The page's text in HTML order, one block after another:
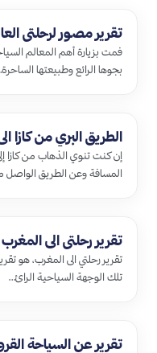
تقرير مصور لرحلتي
فمت بزيارة أهم المعالم
بجوها الرائع وطبيعتها
الطريق البري من كازا
إن كنت تنوي الذهاب من كازا
المسافة وعن الطريق
تقرير رحلتي الى
تقرير رحلتي الى المغرب، هو
تلك الوجهة السياحية الرائ…
تقرير عن السياحة